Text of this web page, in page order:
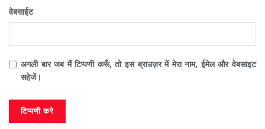
वेबसाईट
अगली बार जब मैं टिप्पणी करूँ, तो इस ब्राउज़र में मेरा नाम, ईमेल और वेबसाइट
सहेजें।